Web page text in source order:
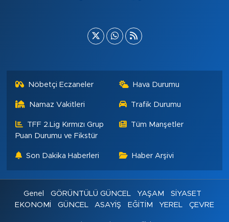
Nöbetçi Eczaneler Hava Durumu
Namaz Vakitleri Trafik Durumu
TFF 2.Lig Kırmızı Grup
Puan Durumu ve Fikstür
Tüm Manşetler
Son Dakika Haberleri Haber Arşivi
Genel GÖRÜNTÜLÜ GÜNCEL YAŞAM
SİYASET
EKONOMİ
GÜNCEL ASAYİŞ EĞİTİM YEREL ÇEVRE